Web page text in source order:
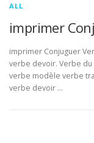
ALL
imprimer
imprimer Conjuguer
verbe devoir. Verbe
verbe modèle verbe
verbe devoir …